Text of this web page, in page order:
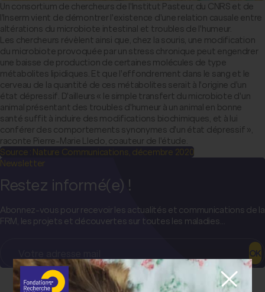
Un consortium de chercheurs de l'Institut Pasteur, du CNRS et de
l'Inserm vient de démontrer l'existence d'une relation causale entre
altérations du microbiote intestinal et troubles de l'humeur.
Les chercheurs révèlent ainsi que, chez la souris, une modification
du microbiote provoquée par un stress chronique peut engendrer
une baisse de production de certaines molécules de type
métabolites lipidiques. Et que l'effondrement dans le sang et le
cerveau de la quantité de ces métabolites serait à l'origine d'un
état dépressif. D'ailleurs « le simple transfert du microbiote d'un
animal présentant des troubles d'humeur à un animal en bonne
santé suffit à induire des modifications biochimiques, et à lui
conférer des comportements synonymes d'un état dépressif »,
raconte Pierre-Marie Lledo, coauteur de l'étude.
Source : Nature Communications, décembre 2020
Newsletter
Restez informé(e) !
Abonnez-vous pour recevoir les actualités et communications de la
FRM, les projets et découvertes sur toutes les maladies…
OK